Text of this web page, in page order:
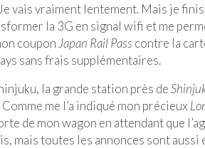
vais vraiment lentement. Mais je finis
la 3G en signal wifi et me
coupon Japan Rail Pass contre la
sans frais supplémentaires.
la grande station près de
me l’a indiqué mon précieux
de mon wagon en attendant que
mais toutes les annonces sont aussi